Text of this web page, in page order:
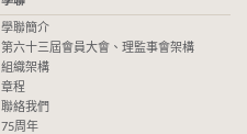
學聯簡介
第六十三屆會員大會、理監事會架構
組織架構
章程
聯絡我們
75周年